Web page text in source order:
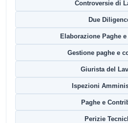
Controversie di
Due
Elaborazione Paghe
Gestione paghe e
Giurista del
Ispezioni
Paghe e
Perizie